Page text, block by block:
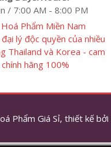
/ 7:00 AM - 8:00 PM
Phẩm Miền Nam
lý độc quyền của nhiều
Thailand và Korea - cam
hãng 100%
Phẩm Giá Sỉ, thiết kế bởi